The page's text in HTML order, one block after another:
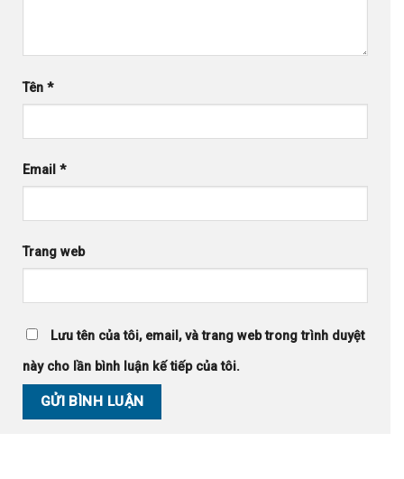
Tên *
Email *
Trang web
Lưu tên của tôi, email, và trang web trong trình duyệt
này cho lần bình luận kế tiếp của tôi.